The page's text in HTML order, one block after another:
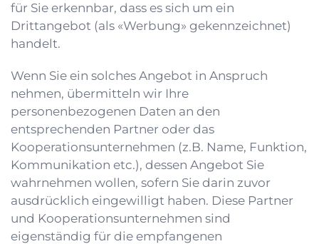
für Sie erkennbar, dass es sich um ein
Drittangebot (als «Werbung» gekennzeichnet)
handelt.
Wenn Sie ein solches Angebot in Anspruch
nehmen, übermitteln wir Ihre
personenbezogenen Daten an den
entsprechenden Partner oder das
Kooperationsunternehmen (z.B. Name, Funktion,
Kommunikation etc.), dessen Angebot Sie
wahrnehmen wollen, sofern Sie darin zuvor
ausdrücklich eingewilligt haben. Diese Partner
und Kooperationsunternehmen sind
eigenständig für die empfangenen